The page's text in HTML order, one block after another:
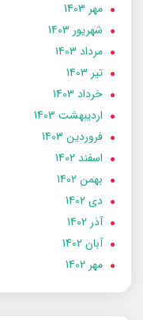
مهر 1403
شهریور 1403
مرداد 1403
تير 1403
خرداد 1403
ارديبهشت 1403
فروردین 1403
اسفند 1402
بهمن 1402
دی 1402
آذر 1402
آبان 1402
مهر 1402